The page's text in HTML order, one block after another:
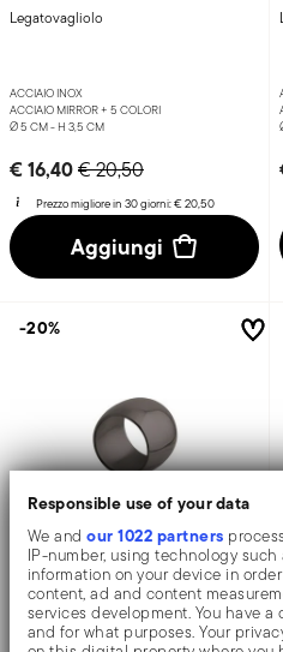
Responsible use of your data
We andour 1022 partners
IP-number, using technology
information on your device in
content, ad and content
services development. You have
and for what purposes. Your
Legatovagliolo
ACCIAIO INOX
ACCIAIO MIRROR + 5 COLORI
Ø 5 CM - H 3,5 CM
€ 16,40Price reduced from
€ 20,50to
Prezzo migliore in 30 giorni:€ 20,50
Aggiungi
Sphera
-20%